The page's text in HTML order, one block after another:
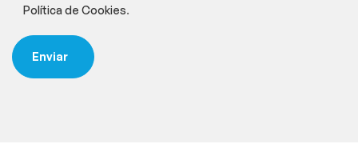
Política de Cookies.